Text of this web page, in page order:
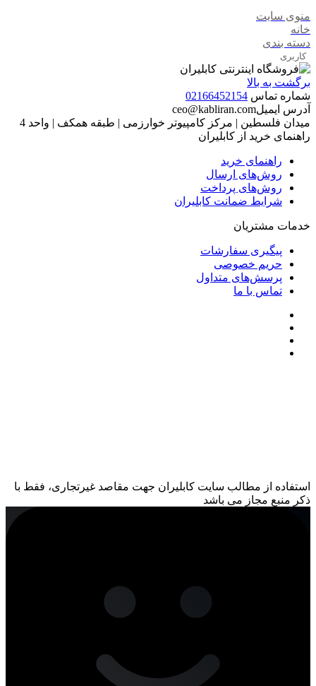
منوی سایت
خانه
دسته بندی
کاربری
برگشت به بالا
شماره تماس 02166452154
آدرس ایمیلceo@kabliran.com
میدان فلسطین | مرکز کامپیوتر خوارزمی | طبقه همکف | واحد 4
راهنمای خرید از کابلیران
راهنمای خرید
روش‌های ارسال
روش‌های پرداخت
شرایط ضمانت کابلیران
خدمات مشتریان
پیگیری سفارشات
حریم خصوصی
پرسش‌های متداول
تماس با ما
استفاده از مطالب سایت کابلیران جهت مقاصد غیرتجاری، فقط با
ذکر منبع مجاز می باشد